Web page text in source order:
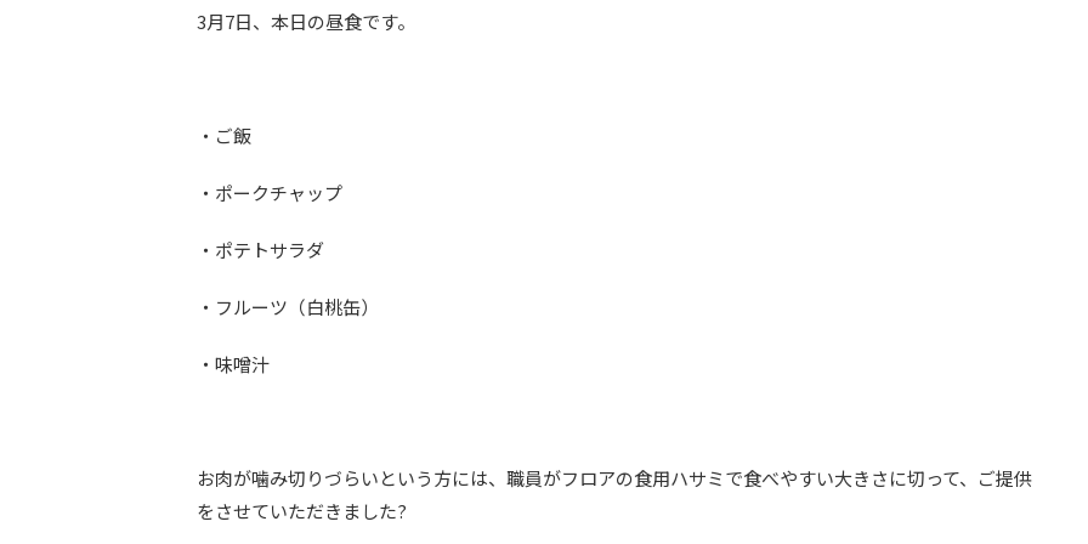
3月7日、本日の昼食です。
・ご飯
・ポークチャップ
・ポテトサラダ
・フルーツ（白桃缶）
・味噌汁
お肉が噛み切りづらいという方には、職員がフロアの食用ハサミで食べやすい大きさに切って、ご提供
をさせていただきました?